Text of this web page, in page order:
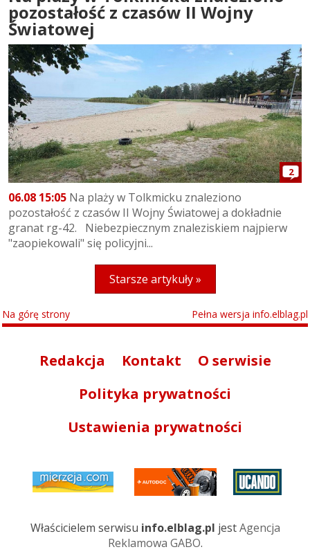
pozostałość z czasów II Wojny
Światowej
2
06.08 15:05 Na plaży w Tolkmicku znaleziono
pozostałość z czasów II Wojny Światowej a dokładnie
granat rg-42. Niebezpiecznym znaleziskiem najpierw
"zaopiekowali" się policyjni...
Starsze artykuły »
Na górę strony Pełna wersja info.elblag.pl
Redakcja Kontakt
O serwisie
Polityka prywatności
Ustawienia prywatności
Właścicielem serwisu info.elblag.pl jestAgencja
Reklamowa GABO.